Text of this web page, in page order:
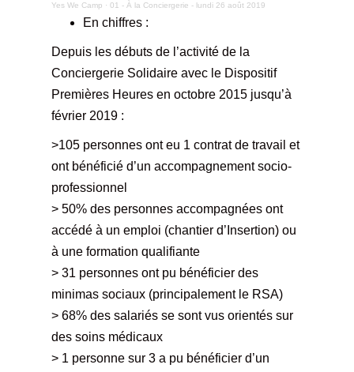
Yes We Camp · 01 - À la Conciergerie - lundi 26 août 2019
En chiffres :
Depuis les débuts de l’activité de la
Conciergerie Solidaire avec le Dispositif
Premières Heures en octobre 2015 jusqu’à
février 2019 :
>105 personnes ont eu 1 contrat de travail et
ont bénéficié d’un accompagnement socio-
professionnel
> 50% des personnes accompagnées ont
accédé à un emploi (chantier d’Insertion) ou
à une formation qualifiante
> 31 personnes ont pu bénéficier des
minimas sociaux (principalement le RSA)
> 68% des salariés se sont vus orientés sur
des soins médicaux
> 1 personne sur 3 a pu bénéficier d’un